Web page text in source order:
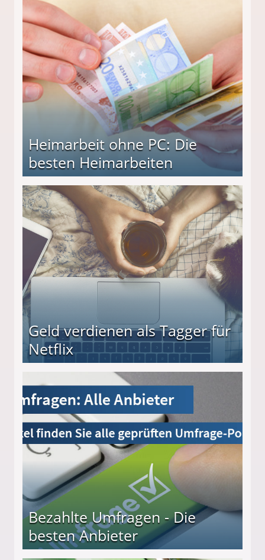
Heimarbeit ohne PC: Die
besten Heimarbeiten
Geld verdienen als Tagger für
Netflix
Bezahlte Umfragen - Die
besten Anbieter